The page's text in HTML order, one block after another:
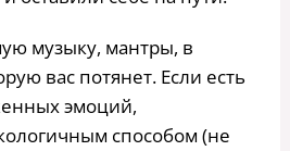
музыку, мантры, в
вас потянет. Если есть
эмоций,
способом (не